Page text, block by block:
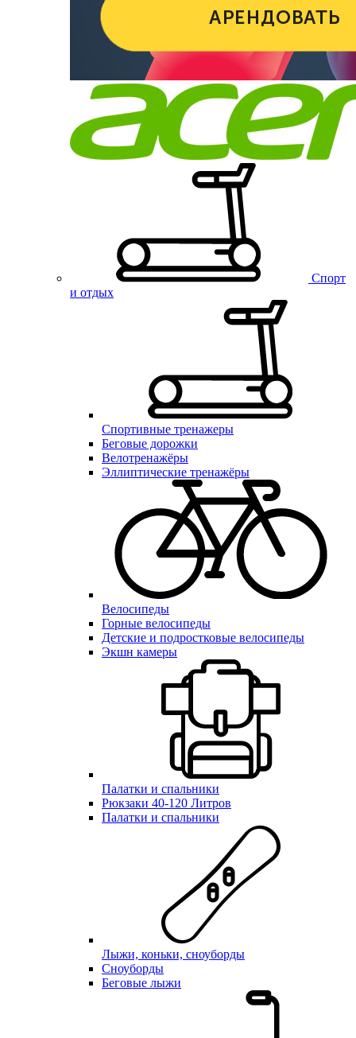
Спорт
и отдых
Спортивные тренажеры
Беговые дорожки
Велотренажёры
Эллиптические тренажёры
Велосипеды
Горные велосипеды
Детские и подростковые велосипеды
Экшн камеры
Палатки и спальники
Рюкзаки 40-120 Литров
Палатки и спальники
Лыжи, коньки, сноуборды
Сноуборды
Беговые лыжи